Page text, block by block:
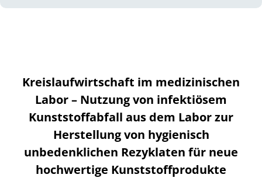
Kreislaufwirtschaft im medizinischen
Labor – Nutzung von infektiösem
Kunststoffabfall aus dem Labor zur
Herstellung von hygienisch
unbedenklichen Rezyklaten für neue
hochwertige Kunststoffprodukte